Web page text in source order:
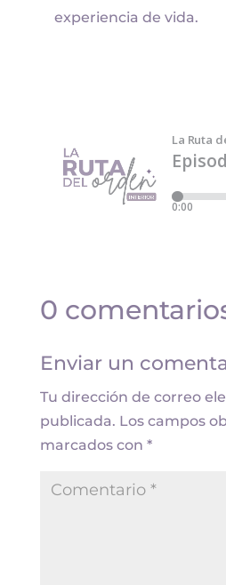
experiencia de vida.
0
Enviar un
Tu dirección de correo
publicada. Los campos
marcados con *